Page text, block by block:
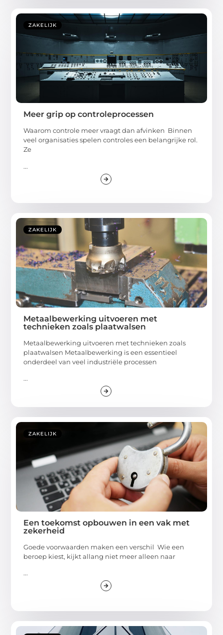
ZAKELIJK
Meer grip op controleprocessen
Waarom controle meer vraagt dan afvinken Binnen
veel organisaties spelen controles een belangrijke rol.
Ze
...
ZAKELIJK
Metaalbewerking uitvoeren met
technieken zoals plaatwalsen
Metaalbewerking uitvoeren met technieken zoals
plaatwalsen Metaalbewerking is een essentieel
onderdeel van veel industriële processen
...
ZAKELIJK
Een toekomst opbouwen in een vak met
zekerheid
Goede voorwaarden maken een verschil Wie een
beroep kiest, kijkt allang niet meer alleen naar
...